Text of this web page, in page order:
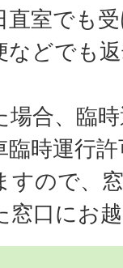
直室でも
などでも
場合、臨
臨時運行
すので、
窓口にお